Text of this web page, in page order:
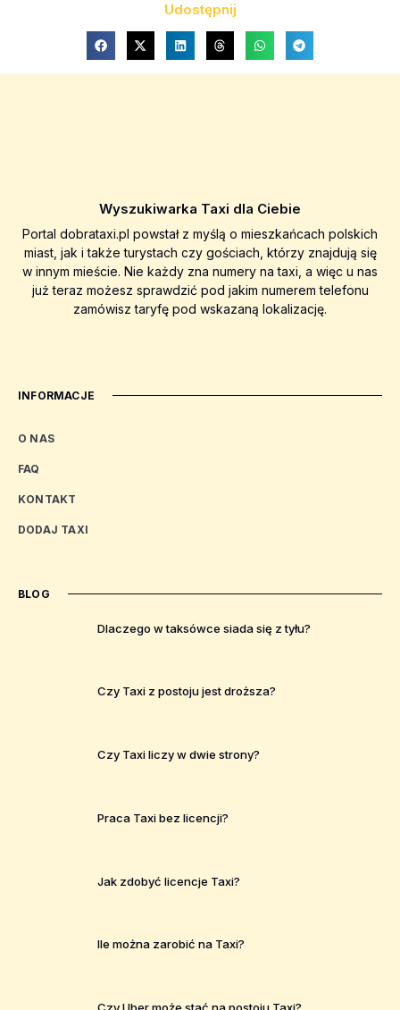
Udostępnij
Wyszukiwarka Taxi dla Ciebie
Portal dobrataxi.pl powstał z myślą o mieszkańcach polskich
miast, jak i także turystach czy gościach, którzy znajdują się
w innym mieście. Nie każdy zna numery na taxi, a więc u nas
już teraz możesz sprawdzić pod jakim numerem telefonu
zamówisz taryfę pod wskazaną lokalizację.
INFORMACJE
O NAS
FAQ
KONTAKT
DODAJ TAXI
BLOG
Dlaczego w taksówce siada się z tyłu?
Czy Taxi z postoju jest droższa?
Czy Taxi liczy w dwie strony?
Praca Taxi bez licencji?
Jak zdobyć licencje Taxi?
Ile można zarobić na Taxi?